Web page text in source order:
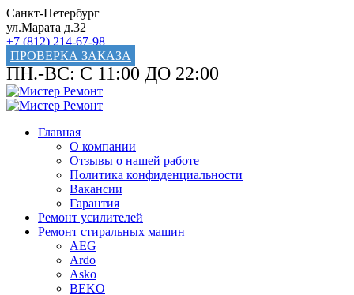
Санкт-Петербург
ул.Марата д.32
+7 (812) 214-67-98
ПРОВЕРКА ЗАКАЗА
ПН.-ВС: С 11:00 ДО 22:00
Главная
О компании
Отзывы о нашей работе
Политика конфиденциальности
Вакансии
Гарантия
Ремонт усилителей
Ремонт стиральных машин
AEG
Ardo
Asko
BEKO